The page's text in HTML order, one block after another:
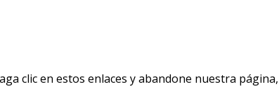
clic en estos enlaces y abandone nuestra